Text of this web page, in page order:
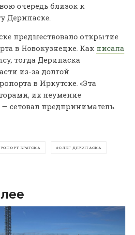
очередь близок к
Дерипаске.
предшествовало открытие
в Новокузнецке. Как писала
тогда Дерипаска
из-за долгой
в Иркутске. «Эта
их неумение
— сетовал предприниматель.
БРАТСКА ОЛЕГ ДЕРИПАСКА